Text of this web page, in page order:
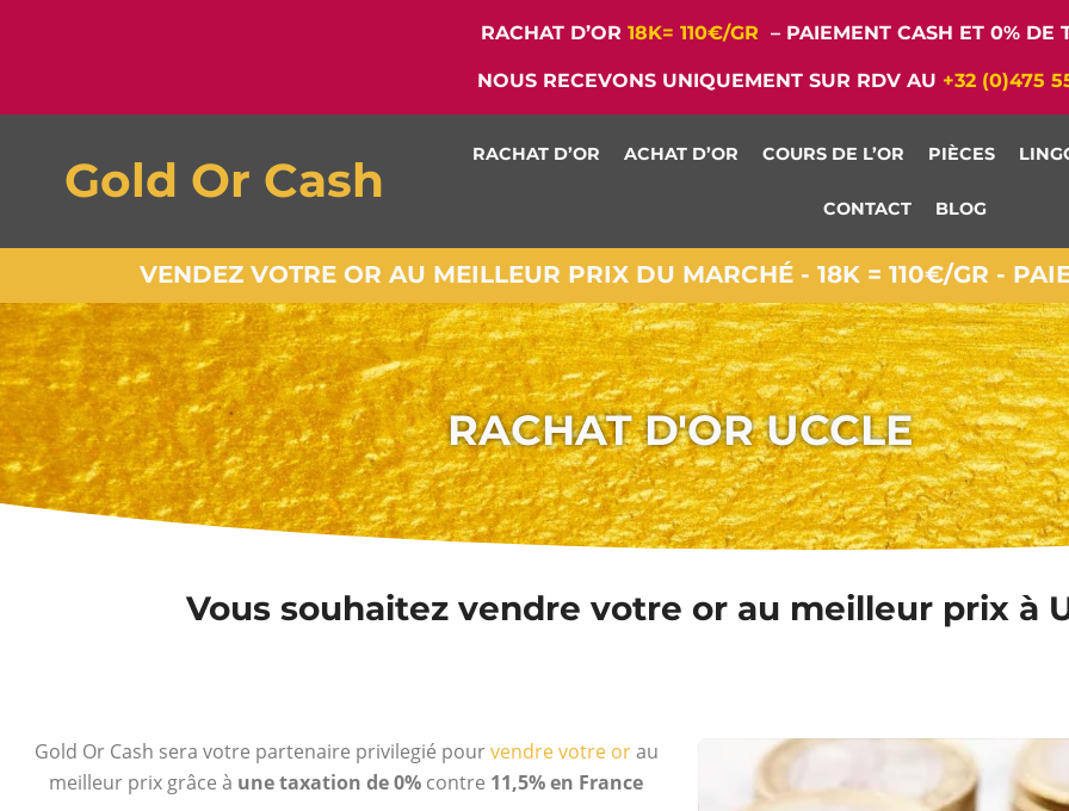
RACHAT D’OR 18K= 110€/GR – PAIEMENT CASH ET 0% DE
NOUS RECEVONS UNIQUEMENT SUR RDV AU +32 (0)475
Gold Or Cash RACHAT D’OR ACHAT D’OR COURS DE L’OR PIÈCES
CONTACT BLOG
VENDEZ VOTRE OR AU MEILLEUR PRIX DU MARCHÉ - 18K = 110€/GR -
RACHAT D'OR UCCLE
Vous souhaitez vendre votre or au meilleur prix à
Gold Or Cash sera votre partenaire privilegié pourvendre votre orau
meilleur prix grâce à une taxation de 0% contre 11,5% en France